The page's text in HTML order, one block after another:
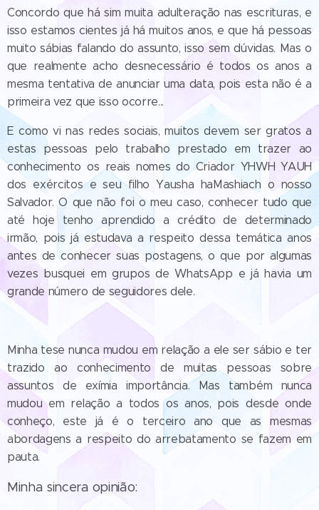
Concordo que há sim muita adulteração nas escrituras, e
isso estamos cientes já há muitos anos, e que há pessoas
muito sábias falando do assunto, isso sem dúvidas. Mas o
que realmente acho desnecessário é todos os anos a
mesma tentativa de anunciar uma data, pois esta não é a
primeira vez que isso ocorre...
E como vi nas redes sociais, muitos devem ser gratos a
estas pessoas pelo trabalho prestado em trazer ao
conhecimento os reais nomes do Criador YHWH YAUH
dos exércitos e seu filho Yausha haMashiach o nosso
Salvador. O que não foi o meu caso, conhecer tudo que
até hoje tenho aprendido a crédito de determinado
irmão, pois já estudava a respeito dessa temática anos
antes de conhecer suas postagens, o que por algumas
vezes busquei em grupos de WhatsApp e já havia um
grande número de seguidores dele.
Minha tese nunca mudou em relação a ele ser sábio e ter
trazido ao conhecimento de muitas pessoas sobre
assuntos de exímia importância. Mas também nunca
mudou em relação a todos os anos, pois desde onde
conheço, este já é o terceiro ano que as mesmas
abordagens a respeito do arrebatamento se fazem em
pauta.
Minha sincera opinião: